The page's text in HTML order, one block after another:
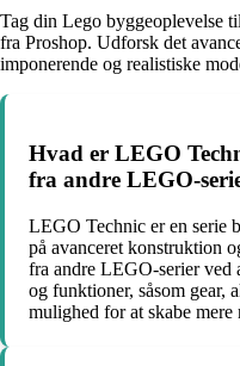
Tag din Lego byggeoplevelse
fra Proshop. Udforsk det
imponerende og realistiske
Hvad er LEGO
fra andre LEGO-
LEGO Technic er en serie
på avanceret konstruktion
fra andre LEGO-serier ved
og funktioner, såsom gear,
mulighed for at skabe